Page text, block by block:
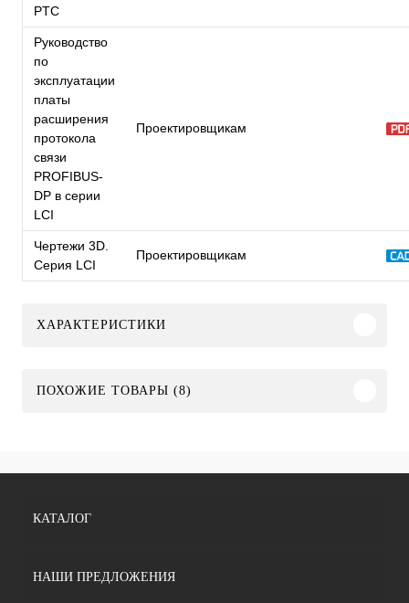
PTC
Руководство
по
эксплуатации
платы
расширения
протокола
связи
PROFIBUS-
DP в серии
LCI
Проектировщикам
Чертежи 3D.
Серия LCI
Проектировщикам
ХАРАКТЕРИСТИКИ
ПОХОЖИЕ ТОВАРЫ (8)
КАТАЛОГ
НАШИ ПРЕДЛОЖЕНИЯ